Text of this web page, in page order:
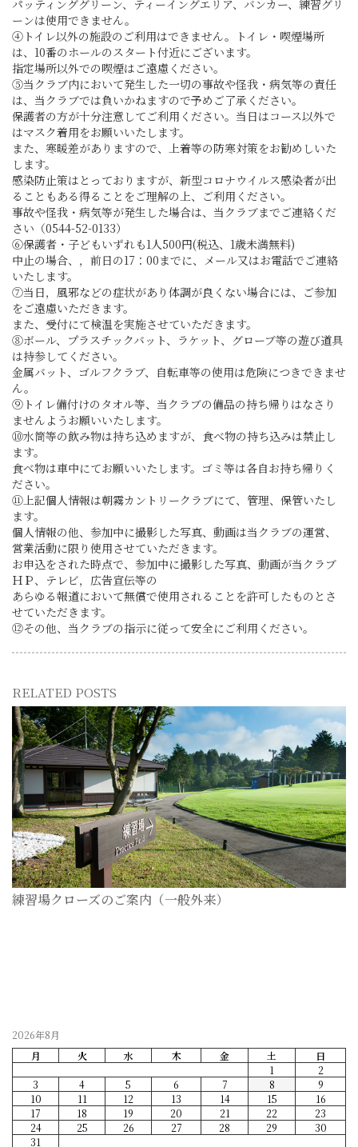
パッティンググリーン、ティーイングエリア、バンカー、練習グリ
ーンは使用できません。
④トイレ以外の施設のご利用はできません。トイレ・喫煙場所
は、10番のホールのスタート付近にございます。
指定場所以外での喫煙はご遠慮ください。
⑤当クラブ内において発生した一切の事故や怪我・病気等の責任
は、当クラブでは負いかねますので予めご了承ください。
保護者の方が十分注意してご利用ください。当日はコース以外で
はマスク着用をお願いいたします。
また、寒暖差がありますので、上着等の防寒対策をお勧めしいた
します。
感染防止策はとっておりますが、新型コロナウイルス感染者が出
ることもある得ることをご理解の上、ご利用ください。
事故や怪我・病気等が発生した場合は、当クラブまでご連絡くだ
さい（0544-52-0133）
⑥保護者・子どもいずれも1人500円(税込、1歳未満無料)
中止の場合、，前日の17：00までに、メール又はお電話でご連絡
いたします。
⑦当日，風邪などの症状があり体調が良くない場合には、ご参加
をご遠慮いただきます。
また、受付にて検温を実施させていただきます。
⑧ボール、プラスチックバット、ラケット、グローブ等の遊び道具
は持参してください。
金属バット、ゴルフクラブ、自転車等の使用は危険につきできませ
ん。
⑨トイレ備付けのタオル等、当クラブの備品の持ち帰りはなさり
ませんようお願いいたします。
⑩水筒等の飲み物は持ち込めますが、食べ物の持ち込みは禁止し
ます。
食べ物は車中にてお願いいたします。ゴミ等は各自お持ち帰りく
ださい。
⑪上記個人情報は朝霧カントリークラブにて、管理、保管いたし
ます。
個人情報の他、参加中に撮影した写真、動画は当クラブの運営、
営業活動に限り使用させていただきます。
お申込をされた時点で、参加中に撮影した写真、動画が当クラブ
ＨＰ、テレビ，広告宣伝等の
あらゆる報道において無償で使用されることを許可したものとさ
せていただきます。
⑫その他、当クラブの指示に従って安全にご利用ください。
RELATED POSTS
練習場クローズのご案内（一般外来）
2026年8月
月
火 水 木 金 土
日
1
2
3
4 5 6 7 8
9
10
11 12 13 14 15
16
17
18 19 20 21 22
23
24
25 26 27 28 29
30
31